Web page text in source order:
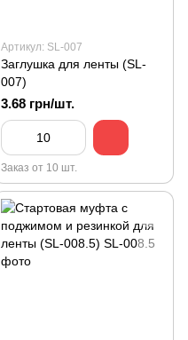
Артикул: SL-007
Заглушка для ленты (SL-
007)
3.68 грн/шт.
Заказ от 10 шт.